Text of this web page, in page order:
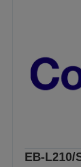
EB-L210/